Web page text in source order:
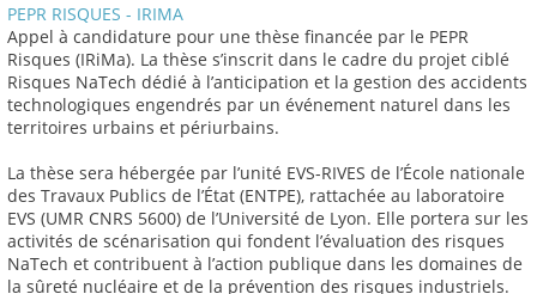
PEPR RISQUES - IRIMA
Appel à candidature pour une thèse financée par le PEPR
Risques (IRiMa). La thèse s’inscrit dans le cadre du projet ciblé
Risques NaTech dédié à l’anticipation et la gestion des accidents
technologiques engendrés par un événement naturel dans les
territoires urbains et périurbains.
La thèse sera hébergée par l’unité EVS-RIVES de l’École nationale
des Travaux Publics de l’État (ENTPE), rattachée au laboratoire
EVS (UMR CNRS 5600) de l’Université de Lyon. Elle portera sur les
activités de scénarisation qui fondent l’évaluation des risques
NaTech et contribuent à l’action publique dans les domaines de
la sûreté nucléaire et de la prévention des risques industriels.